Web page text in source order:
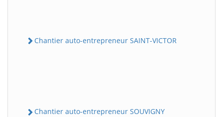
Chantier auto-entrepreneur SAINT-VICTOR
Chantier auto-entrepreneur SOUVIGNY